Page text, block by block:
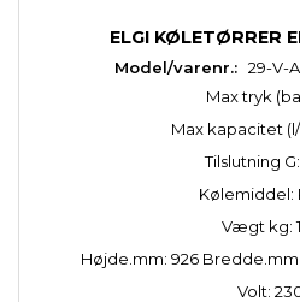
ELGI KØLETØRRER
Model/varenr.: 29-V-
Max tryk
Max kapacitet (l/
Tilslutning G:
Kølemiddel:
Vægt kg:
Højde.mm: 926
Volt: